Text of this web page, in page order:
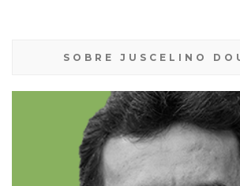
SOBRE JUSCELINO